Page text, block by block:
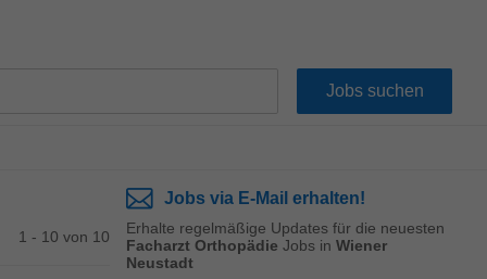
1 - 10 von 10
Jobs via E-Mail erhalten!
Erhalte regelmäßige Updates für die neuesten
Facharzt Orthopädie Jobs in Wiener
Neustadt